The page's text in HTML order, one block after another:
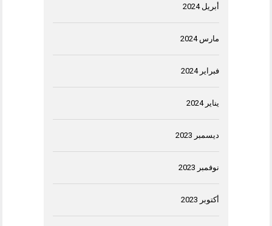
أبريل 2024
مارس 2024
فبراير 2024
يناير 2024
ديسمبر 2023
نوفمبر 2023
أكتوبر 2023